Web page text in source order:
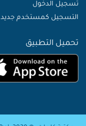
تسجيل الدخول
التسجيل كمستخدم جديد
تحميل التطبيق